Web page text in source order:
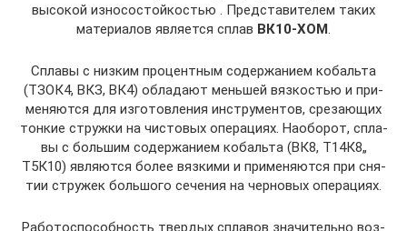
высокой износостойко­стью . Представителем таких
материалов является сплав ВК10-XOM
Сплавы с низким процентным содержанием кобальта
(ТЗОК4, ВКЗ, ВК4) обладают меньшей вязкостью и при­
меняются для изготовления инструментов, срезающих
тонкие стружки на чистовых операциях. Наоборот, спла­
вы с большим содержанием кобальта (ВК8, Т14К8„
Т5К10) являются более вязкими и применяются при сня­
тии стружек большого сечения на черновых операциях.
Работоспособность твердых сплавов значительно воз­